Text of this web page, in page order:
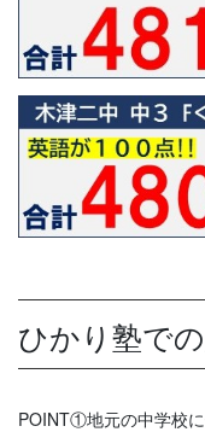
ひかり塾で
POINT①地元の中学校